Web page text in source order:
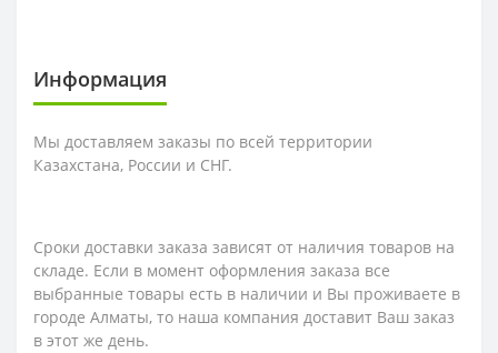
Информация
Мы доставляем заказы по всей территории
Казахстана, России и СНГ.
Сроки доставки заказа зависят от наличия товаров на
складе. Если в момент оформления заказа все
выбранные товары есть в наличии и Вы проживаете в
городе Алматы, то наша компания доставит Ваш заказ
в этот же день.